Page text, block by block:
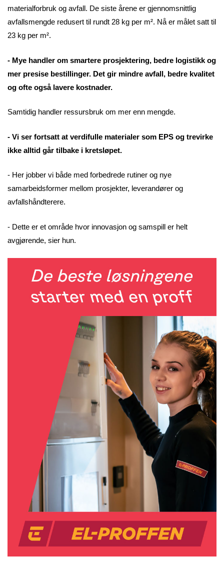
materialforbruk og avfall. De siste årene er gjennomsnittlig
avfallsmengde redusert til rundt 28 kg per m². Nå er målet satt til
23 kg per m².
- Mye handler om smartere prosjektering, bedre logistikk og
mer presise bestillinger. Det gir mindre avfall, bedre kvalitet
og ofte også lavere kostnader.
Samtidig handler ressursbruk om mer enn mengde.
- Vi ser fortsatt at verdifulle materialer som EPS og trevirke
ikke alltid går tilbake i kretsløpet.
- Her jobber vi både med forbedrede rutiner og nye
samarbeidsformer mellom prosjekter, leverandører og
avfallshåndterere.
- Dette er et område hvor innovasjon og samspill er helt
avgjørende, sier hun.